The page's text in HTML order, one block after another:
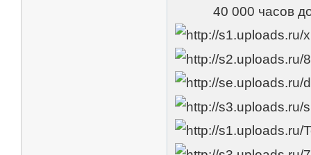
40 000 часов до